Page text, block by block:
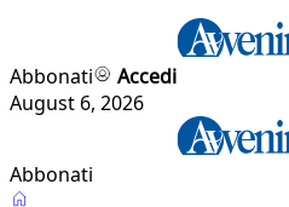
Abbonati
Accedi
August 6, 2026
Abbonati